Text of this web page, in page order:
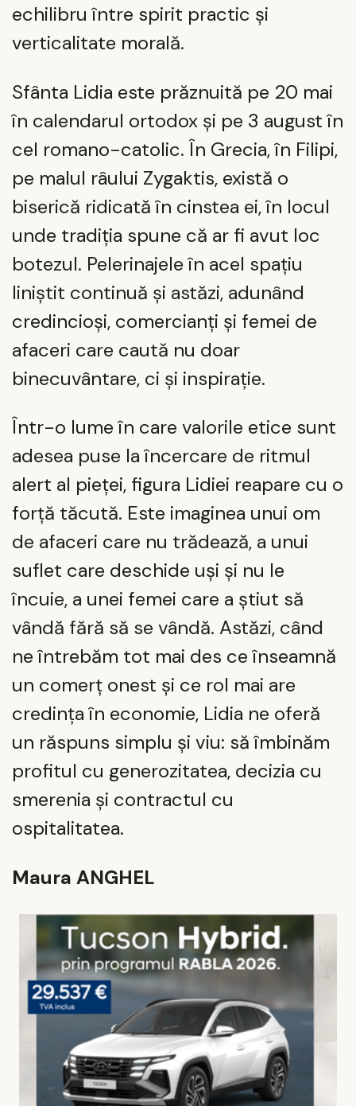
echilibru între spirit practic și
verticalitate morală.
Sfânta Lidia este prăznuită pe 20 mai
în calendarul ortodox și pe 3 august în
cel romano-catolic. În Grecia, în Filipi,
pe malul râului Zygaktis, există o
biserică ridicată în cinstea ei, în locul
unde tradiția spune că ar fi avut loc
botezul. Pelerinajele în acel spațiu
liniștit continuă și astăzi, adunând
credincioși, comercianți și femei de
afaceri care caută nu doar
binecuvântare, ci și inspirație.
Într-o lume în care valorile etice sunt
adesea puse la încercare de ritmul
alert al pieței, figura Lidiei reapare cu o
forță tăcută. Este imaginea unui om
de afaceri care nu trădează, a unui
suflet care deschide uși și nu le
încuie, a unei femei care a știut să
vândă fără să se vândă. Astăzi, când
ne întrebăm tot mai des ce înseamnă
un comerț onest și ce rol mai are
credința în economie, Lidia ne oferă
un răspuns simplu și viu: să îmbinăm
profitul cu generozitatea, decizia cu
smerenia și contractul cu
ospitalitatea.
Maura ANGHEL